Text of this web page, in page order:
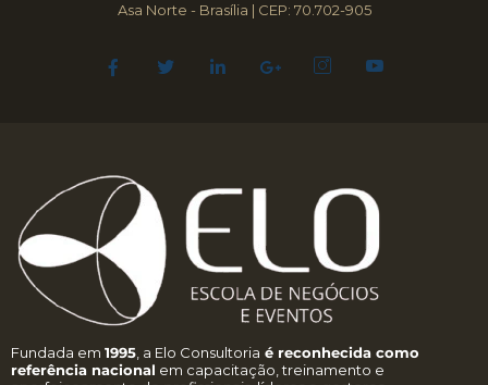
Asa Norte - Brasília | CEP: 70.702-905
Fundada em 1995 , a Elo Consultoria é reconhecida como
referência nacional em capacitação, treinamento e